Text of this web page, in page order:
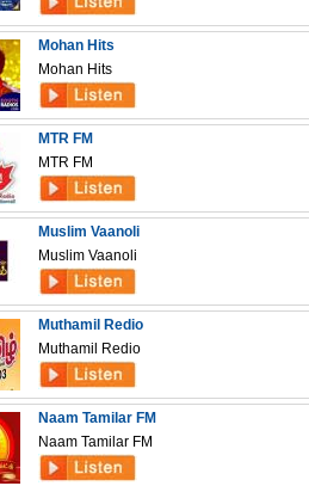
Mohan Hits
Mohan Hits
MTR FM
MTR FM
Muslim Vaanoli
Muslim Vaanoli
Muthamil Redio
Muthamil Redio
Naam Tamilar FM
Naam Tamilar FM